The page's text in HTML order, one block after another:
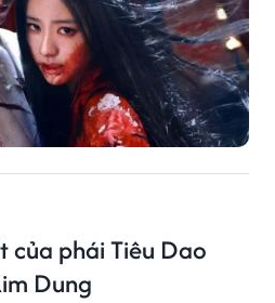
của phái Tiêu Dao
Dung